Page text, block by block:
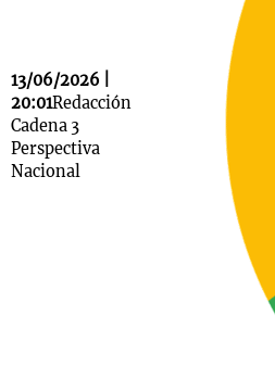
13/06/2026 |
20:01Redacción
Cadena 3
Perspectiva
Nacional